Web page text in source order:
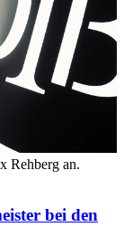
Rehberg an.
bei den